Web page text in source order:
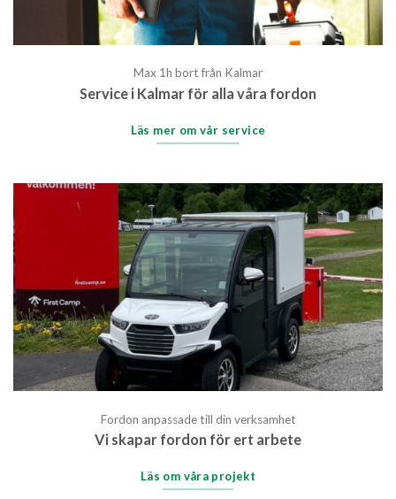
Max 1h bort från Kalmar
Service i Kalmar för alla våra fordon
Läs mer om vår service
Fordon anpassade till din verksamhet
Vi skapar fordon för ert arbete
Läs om våra projekt